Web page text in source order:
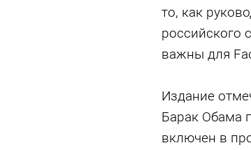
то, как
российского
важны для
Издание
Барак Обама
включен в